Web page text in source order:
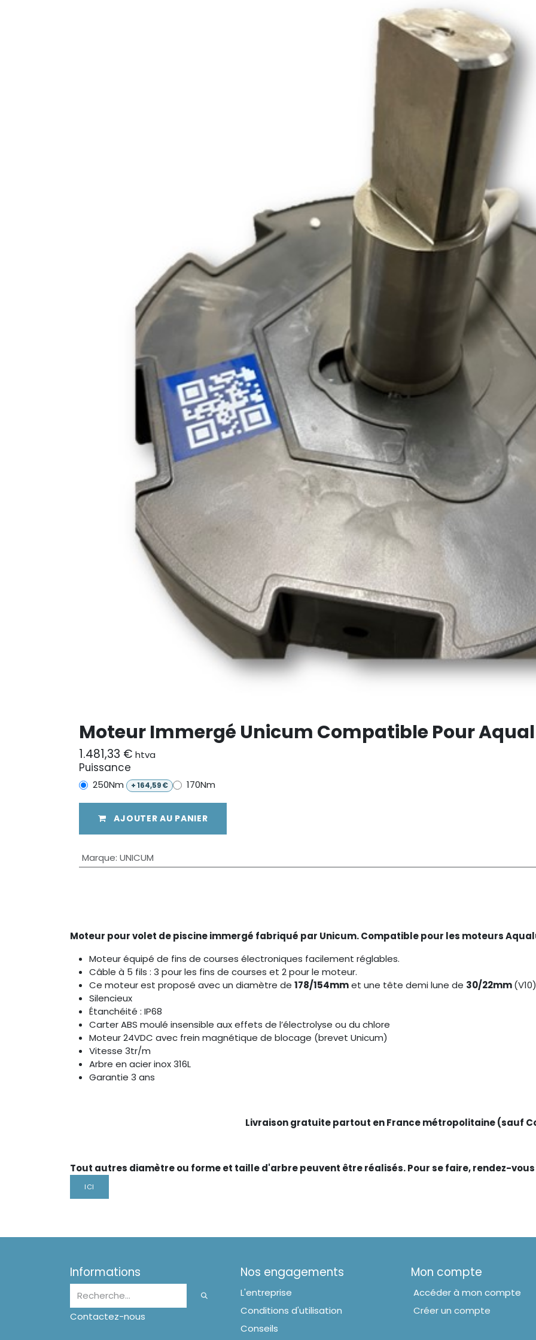
Moteur Immergé Unicum Compatible Pour
1.481,33 € htva
Puissance
250Nm +164,59€ 170Nm
AJOUTER AU PANIER
Marque: UNICUM
Moteur pour volet de piscine immergé fabriqué par Unicum. Compatible pour les moteurs
Moteur équipé de fins de courses électroniques facilement réglables.
Câble à 5 fils : 3 pour les fins de courses et 2 pour le moteur.
Ce moteur est proposé avec un diamètre de 178/154mmet une tête demi lune de 30/22mm
Silencieux
Étanchéité : IP68
Carter ABS moulé insensible aux effets de l’électrolyse ou du chlore
Moteur 24VDC avec frein magnétique de blocage (brevet Unicum)
Vitesse 3tr/m
Arbre en acier inox 316L
Garantie 3 ans
Livraison gratuite partout en France métropolitaine (sauf
Tout autres diamètre ou forme et taille d'arbre peuvent être réalisés. Pour se faire, rendez-
ICI
Informations
Contactez-nous
Nos engagements
L'entreprise
Conditions d'utilisation
Conseils
Mon compte
Accéder à mon compte
Créer un compte